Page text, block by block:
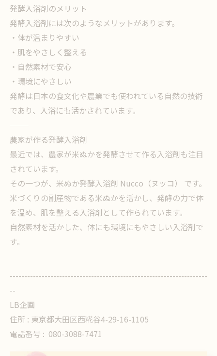
発酵入浴剤のメリット
発酵入浴剤には次のようなメリットがあります。
・体が温まりやすい
・肌をやさしく整える
・自然素材で安心
・環境にやさしい
発酵は日本の食文化や農業でも使われている自然の技術
であり、入浴にも活かされています。
⸻
農家が作る発酵入浴剤
最近では、農家が米ぬかを発酵させて作る入浴剤も注目
されています。
その一つが、米ぬか発酵入浴剤 Nucco（ヌッコ） です。
米づくりの副産物である米ぬかを活かし、発酵の力で体
を温め、肌を整える入浴剤として作られています。
自然素材を活かした、体にも環境にもやさしい入浴剤で
す。
--------------------------------------------------------------------
--
LB企画
住所 : 東京都大田区西糀谷4-29-16-1105
電話番号 : 080-3088-7471